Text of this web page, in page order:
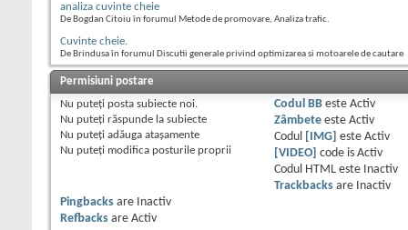
analiza cuvinte cheie
De Bogdan Citoiu în forumul Metode de promovare, Analiza trafic.
Cuvinte cheie.
De Brindusa în forumul Discutii generale privind optimizarea si motoarele de cautare
Permisiuni postare
Nu puteţi posta subiecte noi.
Nu puteţi răspunde la subiecte
Nu puteţi adăuga ataşamente
Nu puteţi modifica posturile proprii
Codul BBeste Activ
Zâmbeteeste Activ
Codul
[IMG] este Activ
[VIDEO]
code is Activ
Codul HTML este
Inactiv
Trackbacksare
Inactiv
Pingbacks are
Inactiv
Refbacks are Activ